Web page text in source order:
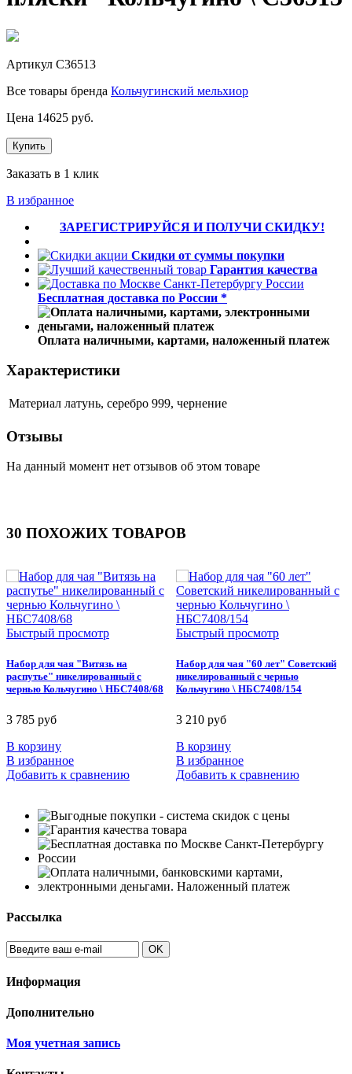
Артикул С36513
Все товары бренда Кольчугинский мельхиор
Цена 14625 руб.
Купить
Заказать в 1 клик
В избранное
ЗАРЕГИСТРИРУЙСЯ И ПОЛУЧИ СКИДКУ!
Скидки от суммы покупки
Гарантия качества
Бесплатная доставка по России *
Оплата наличными, картами, наложенный платеж
Характеристики
Материал латунь, серебро 999, чернение
Отзывы
На данный момент нет отзывов об этом товаре
30 ПОХОЖИХ ТОВАРОВ
Быстрый просмотр
Набор для чая "Витязь на
распутье" никелированный с
чернью Кольчугино \ НБС7408/68
3 785 руб
В корзину
В избранное
Добавить к сравнению
Быстрый просмотр
Набор для чая "60 лет" Советский
никелированный с чернью
Кольчугино \ НБС7408/154
3 210 руб
В корзину
В избранное
Добавить к сравнению
Рассылка
OK
Информация
Дополнительно
Моя учетная запись